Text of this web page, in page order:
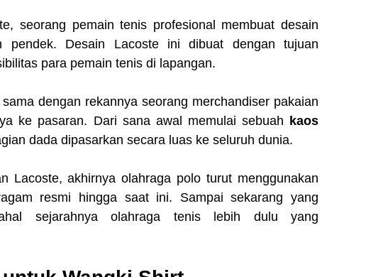
seorang pemain tenis profesional membuat desain
pendek. Desain Lacoste ini dibuat dengan tujuan
para pemain tenis di lapangan.
dengan rekannya seorang merchandiser pakaian
ke pasaran. Dari sana awal memulai sebuah kaos
dada dipasarkan secara luas ke seluruh dunia.
Lacoste, akhirnya olahraga polo turut menggunakan
resmi hingga saat ini. Sampai sekarang yang
sejarahnya olahraga tenis lebih dulu yang